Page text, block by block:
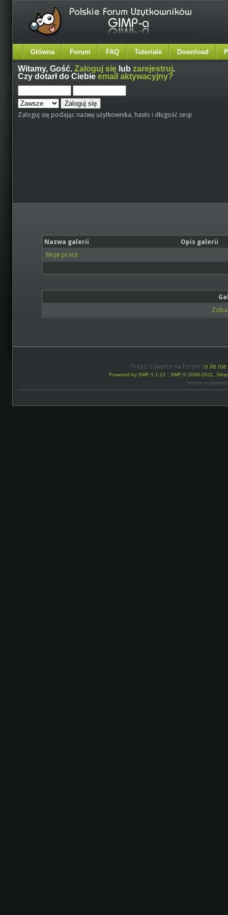
Główna Forum FAQ Tutoriale Download
Witamy, Gość. Zaloguj się lub zarejestruj.
Czy dotarł do Ciebie email aktywacyjny?
Zaloguj się podając nazwę użytkownika, hasło i długość sesji
Nazwa galerii
Opis galerii
Moje prace
Treści zawarte na forum (o ile
Powered by SMF 1.1.21 | SMF © 2006-2011,
Strona